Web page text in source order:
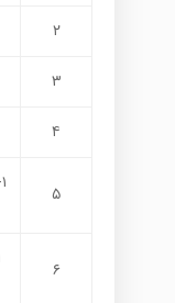
۲
۳
۴
۵
۶